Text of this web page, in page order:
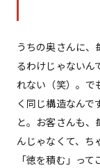
うちの奥さんに
るわけじゃないん
れない（笑）。で
く同じ構造なん
と。お客さんも、
んじゃなくて、ち
「徳を積む」っ